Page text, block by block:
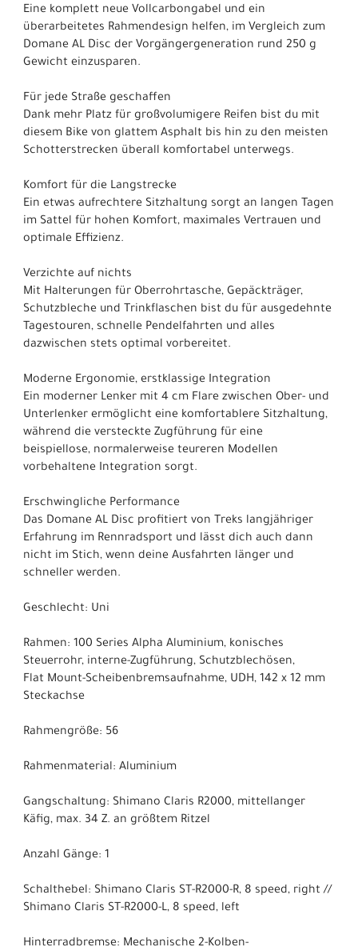
Eine komplett neue Vollcarbongabel und ein
überarbeitetes Rahmendesign helfen, im Vergleich zum
Domane AL Disc der Vorgängergeneration rund 250 g
Gewicht einzusparen.
Für jede Straße geschaffen
Dank mehr Platz für großvolumigere Reifen bist du mit
diesem Bike von glattem Asphalt bis hin zu den meisten
Schotterstrecken überall komfortabel unterwegs.
Komfort für die Langstrecke
Ein etwas aufrechtere Sitzhaltung sorgt an langen Tagen
im Sattel für hohen Komfort, maximales Vertrauen und
optimale Effizienz.
Verzichte auf nichts
Mit Halterungen für Oberrohrtasche, Gepäckträger,
Schutzbleche und Trinkflaschen bist du für ausgedehnte
Tagestouren, schnelle Pendelfahrten und alles
dazwischen stets optimal vorbereitet.
Moderne Ergonomie, erstklassige Integration
Ein moderner Lenker mit 4 cm Flare zwischen Ober- und
Unterlenker ermöglicht eine komfortablere Sitzhaltung,
während die versteckte Zugführung für eine
beispiellose, normalerweise teureren Modellen
vorbehaltene Integration sorgt.
Erschwingliche Performance
Das Domane AL Disc profitiert von Treks langjähriger
Erfahrung im Rennradsport und lässt dich auch dann
nicht im Stich, wenn deine Ausfahrten länger und
schneller werden.
Geschlecht: Uni
Rahmen: 100 Series Alpha Aluminium, konisches
Steuerrohr, interne-Zugführung, Schutzblechösen,
Flat Mount-Scheibenbremsaufnahme, UDH, 142 x 12 mm
Steckachse
Rahmengröße: 56
Rahmenmaterial: Aluminium
Gangschaltung: Shimano Claris R2000, mittellanger
Käfig, max. 34 Z. an größtem Ritzel
Anzahl Gänge: 1
Schalthebel: Shimano Claris ST-R2000-R, 8 speed, right //
Shimano Claris ST-R2000-L, 8 speed, left
Hinterradbremse: Mechanische 2-Kolben-